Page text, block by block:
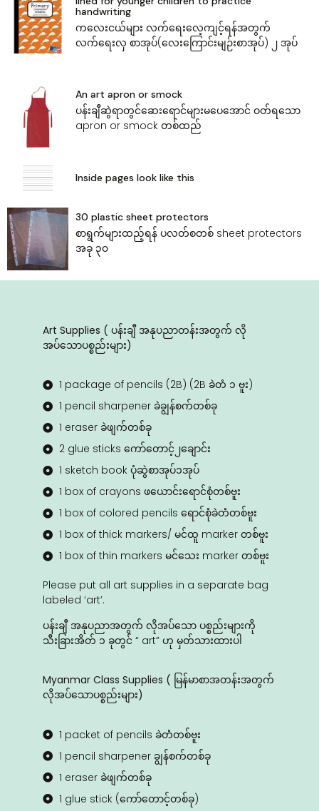
handwriting
က‌လေးငယ်များ လက်‌ရေး‌လေ့ကျင့်ရန်အတွက်
လက်‌ရေးလှ စာအုပ်(‌လေး‌ကြောင်းမျဉ်းစာအုပ်) ၂ အုပ်
An art apron or smock
ပန်းချီဆွဲရာတွင်‌ဆေး‌ရောင်များမ‌ပေ‌အောင် ဝတ်ရ‌သော
apron or smock တစ်ထည်
Inside pages look like this
30 plastic sheet protectors
‌စာရွက်များထည့်ရန် ပလတ်စတစ် sheet protectors
အခု ၃၀
Art Supplies ( ပန်းချီ အနုပညာတန်းအတွက် လို
အ‌ပ်‌သောပစ္စည်းများ)
1 package of pencils (2B) (2B ခဲတံ ၁ ဗူး)
1 pencil sharpener ခဲချွန်စက်တစ်ခု
1 eraser ခဲဖျက်တစ်ခု
2 glue sticks ကော်တောင့်၂ချောင်း
1 sketch book ပုံဆွဲစာအုပ်၁အုပ်
1 box of crayons ဖယောင်းရောင်စုံတစ်ဗူး
1 box of colored pencils ရောင်စုံခဲတံတစ်ဗူး
1 box of thick markers/ မင်ထူ marker တစ်ဗူး
1 box of thin markers မင်သေး marker တစ်ဗူး
Please put all art supplies in a separate bag
labeled ‘art’.
ပန်းချီ အနုပညာအတွက် လိုအ‌ပ်‌သော ပစ္စည်းများကို
သီးခြားအိတ် ၁ ခုတွင် “ art” ဟု မှတ်သားထားပါ
Myanmar Class Supplies ( မြန်မာစာအတန်းအတွက်
လိုအ‌ပ်‌သောပစ္စည်းများ)
1 packet of pencils ခဲတံတစ်ဗူး
1 pencil sharpener ချွန်စက်တစ်ခု
1 eraser ခဲဖျက်တစ်ခု
1 glue stick (ကော်တောင့်တစ်ခု)